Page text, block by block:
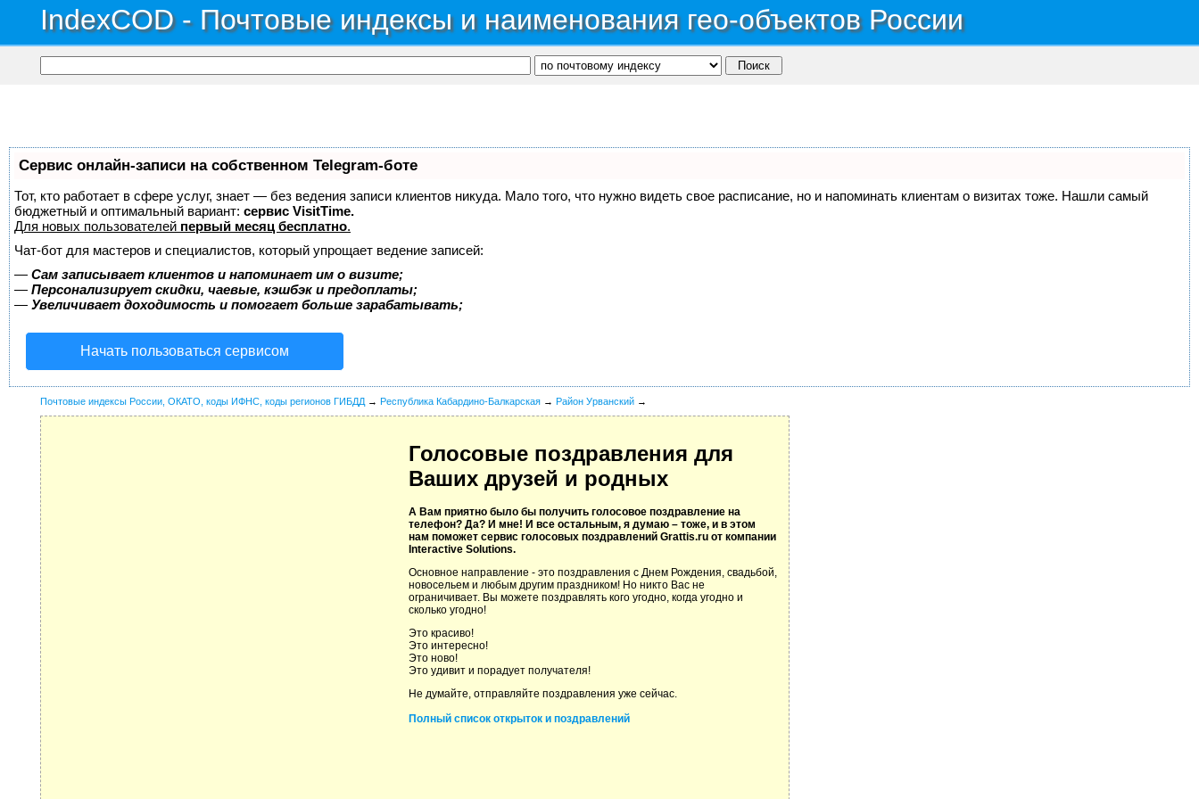
IndexCOD - Почтовые индексы и наименования гео-объектов России
Сервис онлайн-записи на собственном Telegram-боте
Тот, кто работает в сфере услуг, знает — без ведения записи клиентов никуда. Мало того, что нужно видеть свое расписание, но и напоминать клиентам о визитах тоже. Нашли самый
бюджетный и оптимальный вариант: сервис VisitTime.
Для новых пользователей первый месяц бесплатно.
Чат-бот для мастеров и специалистов, который упрощает ведение записей:
— Сам записывает клиентов и напоминает им о визите;
— Персонализирует скидки, чаевые, кэшбэк и предоплаты;
— Увеличивает доходимость и помогает больше зарабатывать;
Начать пользоваться сервисом
Почтовые индексы России, ОКАТО, коды ИФНС, коды регионов ГИБДД → Республика Кабардино-Балкарская → Район Урванский →
Голосовые поздравления для
Ваших друзей и родных
А Вам приятно было бы получить голосовое поздравление на
телефон? Да? И мне! И все остальным, я думаю – тоже, и в этом
нам поможет сервис голосовых поздравлений Grattis.ru от компании
Interactive Solutions.
Основное направление - это поздравления с Днем Рождения, свадьбой,
новосельем и любым другим праздником! Но никто Вас не
ограничивает. Вы можете поздравлять кого угодно, когда угодно и
сколько угодно!
Это красиво!
Это интересно!
Это ново!
Это удивит и порадует получателя!
Не думайте, отправляйте поздравления уже сейчас.
Полный список открыток и поздравлений